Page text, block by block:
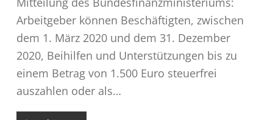
Arbeitgeber können Beschäftigten, zwischen
dem 1. März 2020 und dem 31. Dezember
2020, Beihilfen und Unterstützungen bis zu
einem Betrag von 1.500 Euro steuerfrei
auszahlen oder als…